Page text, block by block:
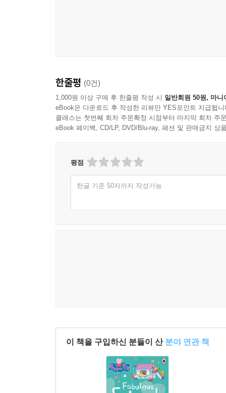
한줄평 (0건)
1,000원 이상 구매 후 한줄평 작성 시 일반회원 50원, 마니
eBook은 다운로드 후 작성한 리뷰만 YES포인트 지급됩니
클래스는 첫번째 회차 주문확정 시점부터 마지막 회차 주
eBook 페이백, CD/LP, DVD/Blu-ray, 패션 및 판매금지 상
평점
한글 기준 50자까지 작성가능
이 책을 구입하신 분들이 산 분야 연관 책